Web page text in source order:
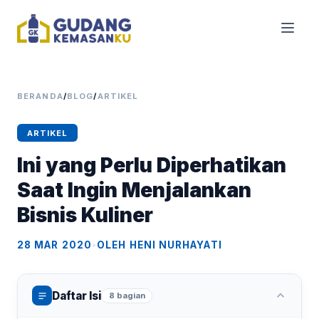
BERANDA/BLOG/ARTIKEL
ARTIKEL
Ini yang Perlu Diperhatikan
Saat Ingin Menjalankan
Bisnis Kuliner
28 MAR 2020•OLEH HENI NURHAYATI
Daftar Isi 8 bagian